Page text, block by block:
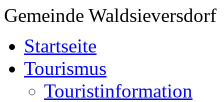
Gemeinde Waldsieversdorf
Startseite
Tourismus
Touristinformation